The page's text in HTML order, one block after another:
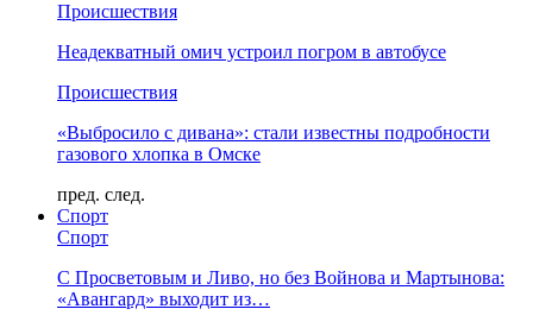
Происшествия
Неадекватный омич устроил погром в автобусе
Происшествия
«Выбросило с дивана»: стали известны подробности
газового хлопка в Омске
пред. след.
Спорт
Спорт
С Просветовым и Ливо, но без Войнова и Мартынова:
«Авангард» выходит из…